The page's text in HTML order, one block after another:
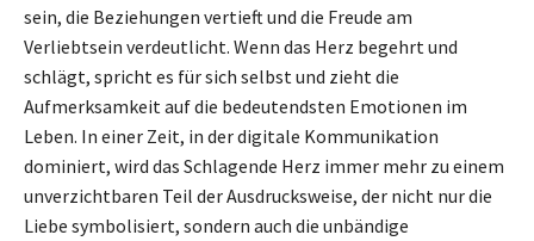
sein, die Beziehungen vertieft und die Freude am
Verliebtsein verdeutlicht. Wenn das Herz begehrt und
schlägt, spricht es für sich selbst und zieht die
Aufmerksamkeit auf die bedeutendsten Emotionen im
Leben. In einer Zeit, in der digitale Kommunikation
dominiert, wird das Schlagende Herz immer mehr zu einem
unverzichtbaren Teil der Ausdrucksweise, der nicht nur die
Liebe symbolisiert, sondern auch die unbändige